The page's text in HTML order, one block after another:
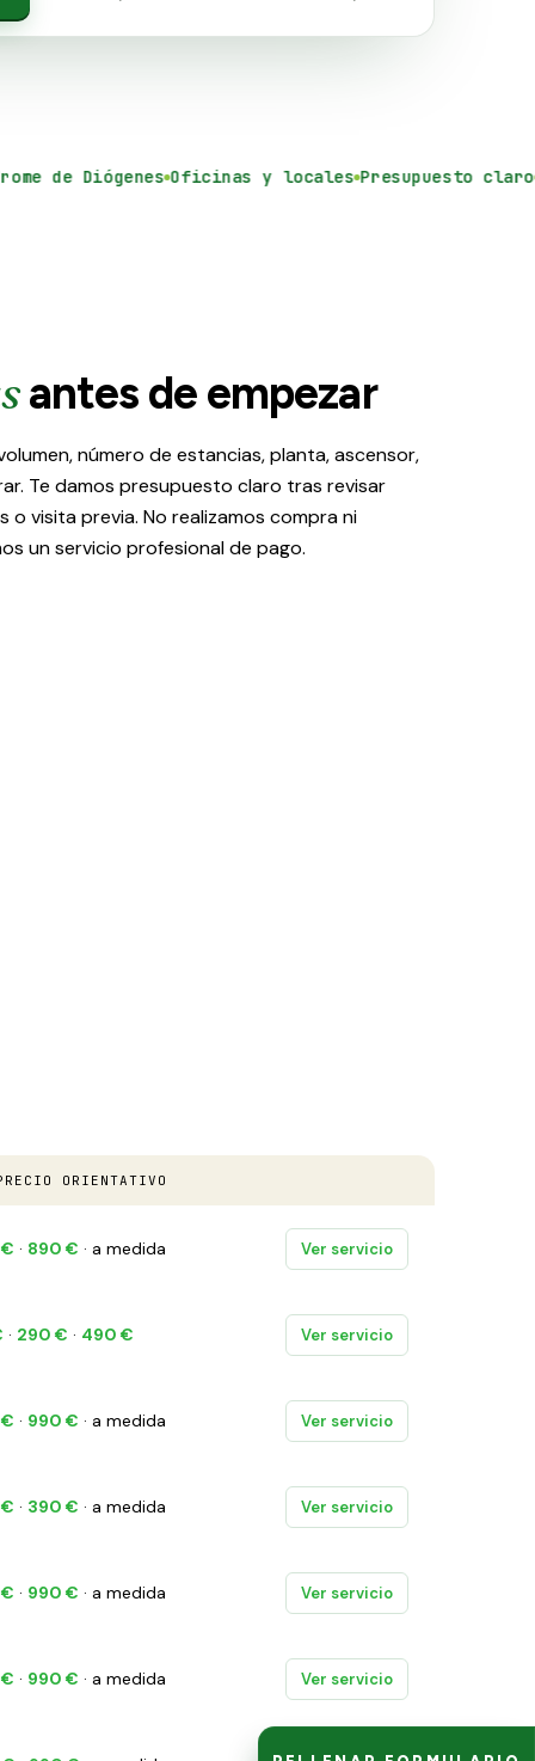
de Diógenes Oficinas y locales Presupuesto claro
antes de empezar
número de estancias, planta, ascensor,
Te damos presupuesto claro tras revisar
visita previa. No realizamos compra ni
un servicio profesional de pago.
ORIENTATIVO
· 890 € · a medida Ver servicio
· 290 € · 490 € Ver servicio
· 990 € · a medida Ver servicio
· 390 € · a medida Ver servicio
· 990 € · a medida Ver servicio
· 990 € · a medida Ver servicio